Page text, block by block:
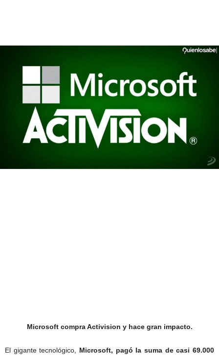
Microsoft compra Activision y hace gran impacto.
El gigante tecnológico, Microsoft, pagó la suma de casi 69.000